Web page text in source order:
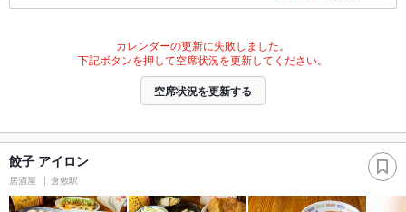
カレンダーの更新に失敗しました。
下記ボタンを押して空席状況を更新してください。
空席状況を更新する
餃子 アイロン
居酒屋 倉敷駅